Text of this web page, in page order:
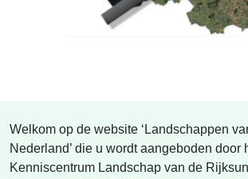
Welkom op de website ‘Landschappen
Nederland’ die u wordt aangeboden door
Kenniscentrum Landschap van de